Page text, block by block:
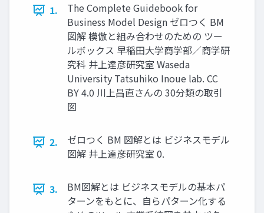
1.
The Complete Guidebook for
Business Model Design ゼロつく BM
図解 模倣と組み合わせのための ツー
ルボックス 早稲田大学商学部／商学研
究科 井上達彦研究室 Waseda
University Tatsuhiko Inoue lab. CC
BY 4.0 川上昌直さんの 30分類の取引
図
2.
ゼロつく BM 図解とは ビジネスモデル
図解 井上達彦研究室 0.
3.
BM図解とは ビジネスモデルの基本パ
ターンをもとに、自らパターン化する